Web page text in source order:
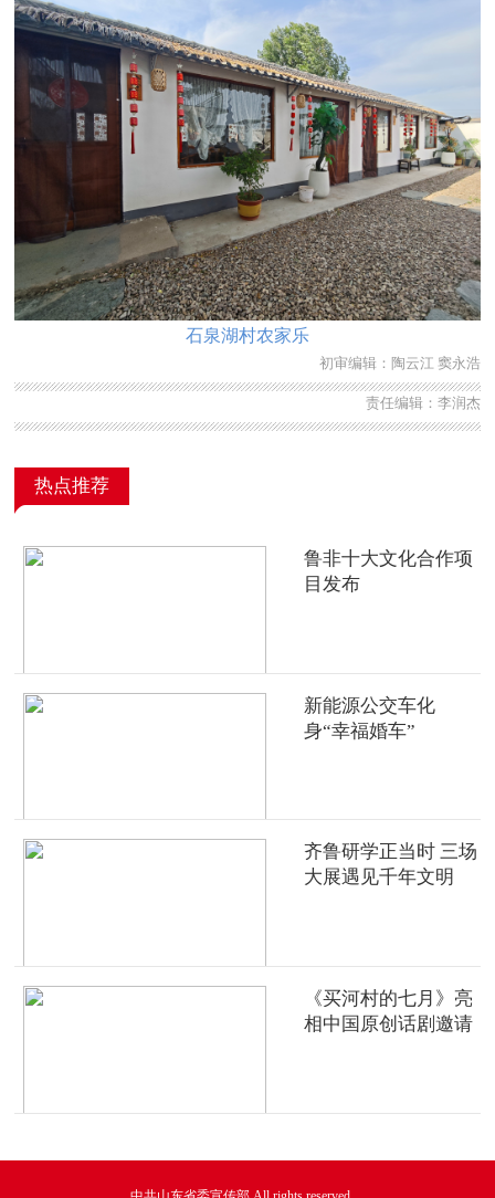
石泉湖村农家乐
初审编辑：陶云江 窦永浩
责任编辑：李润杰
热点推荐
鲁非十大文化合作项
目发布
新能源公交车化
身“幸福婚车”
齐鲁研学正当时 三场
大展遇见千年文明
《买河村的七月》亮
相中国原创话剧邀请